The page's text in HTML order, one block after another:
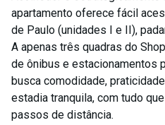
apartamento oferece fácil
de Paulo (unidades I e II),
A apenas três quadras do
de ônibus e estacionamentos
busca comodidade,
estadia tranquila, com tudo
passos de distância.